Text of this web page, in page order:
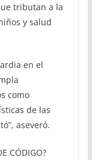
tributan a la
y salud
en el
como
de las
aseveró.
CÓDIGO?